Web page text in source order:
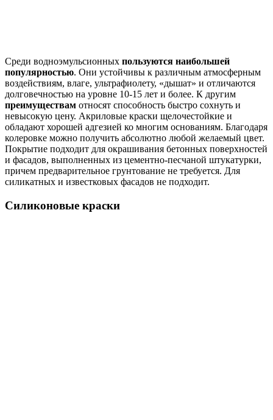
Среди водноэмульсионных пользуются наибольшей
популярностью. Они устойчивы к различным атмосферным
воздействиям, влаге, ультрафиолету, «дышат» и отличаются
долговечностью на уровне 10-15 лет и более. К другим
преимуществам относят способность быстро сохнуть и
невысокую цену. Акриловые краски щелочестойкие и
обладают хорошей адгезией ко многим основаниям. Благодаря
колеровке можно получить абсолютно любой желаемый цвет.
Покрытие подходит для окрашивания бетонных поверхностей
и фасадов, выполненных из цементно-песчаной штукатурки,
причем предварительное грунтование не требуется. Для
силикатных и известковых фасадов не подходит.
Силиконовые краски